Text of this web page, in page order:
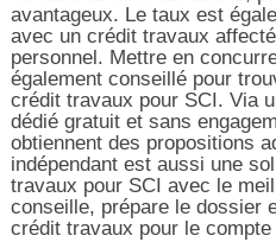
avantageux. Le taux est
avec un crédit travaux
personnel. Mettre en
également conseillé pour
crédit travaux pour SCI. Via
dédié gratuit et sans
obtiennent des propositions
indépendant est aussi une
travaux pour SCI avec le
conseille, prépare le dossier
crédit travaux pour le